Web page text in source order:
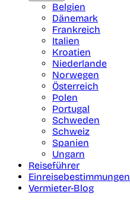
Belgien
Dänemark
Frankreich
Italien
Kroatien
Niederlande
Norwegen
Österreich
Polen
Portugal
Schweden
Schweiz
Spanien
Ungarn
Reiseführer
Einreisebestimmungen
Vermieter-Blog